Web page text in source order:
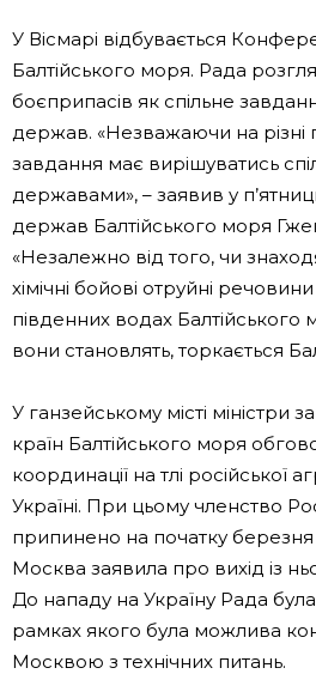
У Вісмарі відбувається
Балтійського моря. Рада
боєприпасів як спільне
держав. «Незважаючи на різні
завдання має вирішуватись
державами», – заявив у
держав Балтійського моря
«Незалежно від того, чи
хімічні бойові отруйні
південних водах Балтійського
вони становлять, торкається
У ганзейському місті міністри
країн Балтійського моря
координації на тлі російської
Україні. При цьому членство
припинено на початку березня
Москва заявила про вихід із
До нападу на Україну Рада
рамках якого була можлива
Москвою з технічних питань.